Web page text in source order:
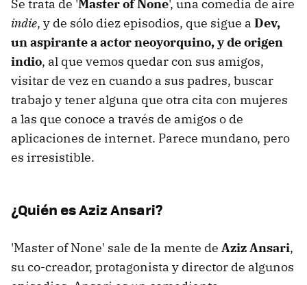
Se trata de 'Master of None', una comedia de aire
indie, y de sólo diez episodios, que sigue a Dev,
un aspirante a actor neoyorquino, y de origen
indio, al que vemos quedar con sus amigos,
visitar de vez en cuando a sus padres, buscar
trabajo y tener alguna que otra cita con mujeres
a las que conoce a través de amigos o de
aplicaciones de internet. Parece mundano, pero
es irresistible.
¿Quién es Aziz Ansari?
'Master of None' sale de la mente de Aziz Ansari,
su co-creador, protagonista y director de algunos